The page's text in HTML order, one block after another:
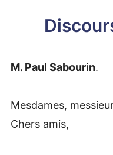
LE PRIX
M. Paul Sabourin.
Mesdames,
Chers amis,